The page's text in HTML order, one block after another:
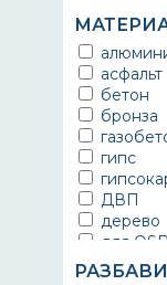
ворота
гараж
двери
детали
детали
для
асфальт
бетон
бронза
гипс
ДВП
дерево
для OSB
для